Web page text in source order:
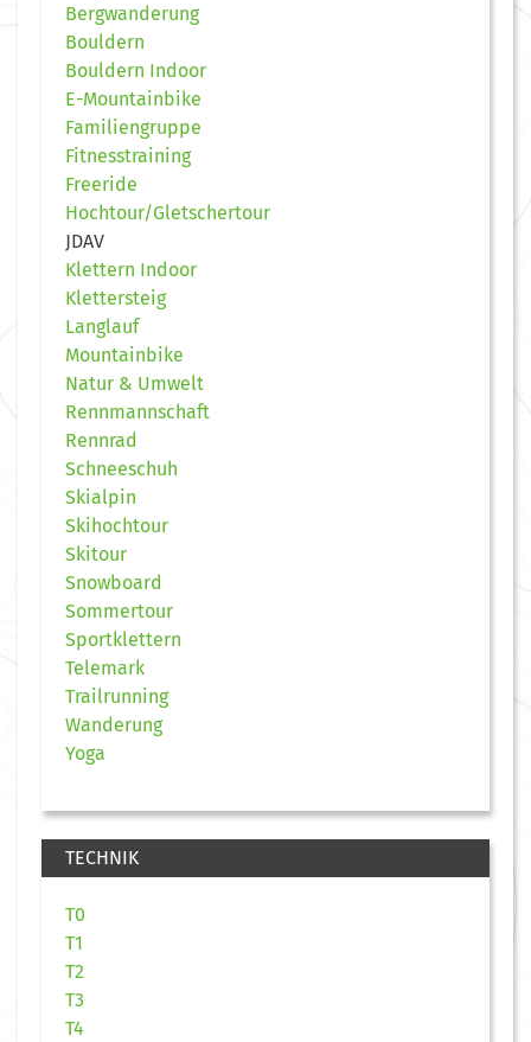
Bergwanderung
Bouldern
Bouldern Indoor
E-Mountainbike
Familiengruppe
Fitnesstraining
Freeride
Hochtour/Gletschertour
JDAV
Klettern Indoor
Klettersteig
Langlauf
Mountainbike
Natur & Umwelt
Rennmannschaft
Rennrad
Schneeschuh
Skialpin
Skihochtour
Skitour
Snowboard
Sommertour
Sportklettern
Telemark
Trailrunning
Wanderung
Yoga
TECHNIK
T0
T1
T2
T3
T4